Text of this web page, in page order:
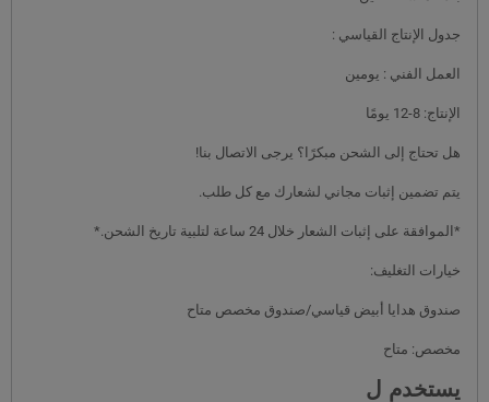
جدول الإنتاج القياسي :
العمل الفني : يومين
الإنتاج: 8-12 يومًا
هل تحتاج إلى الشحن مبكرًا؟ يرجى الاتصال بنا!
يتم تضمين إثبات مجاني لشعارك مع كل طلب.
*الموافقة على إثبات الشعار خلال 24 ساعة لتلبية تاريخ الشحن.*
خيارات التغليف:
صندوق هدايا أبيض قياسي/صندوق مخصص متاح
مخصص: متاح
يستخدم ل